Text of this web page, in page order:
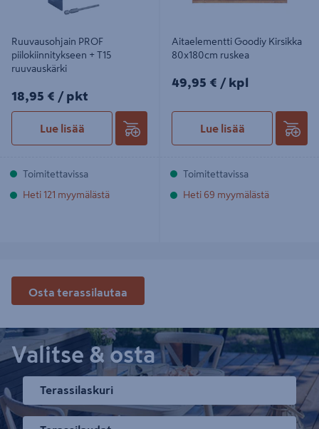
Ruuvausohjain PROF
piilokiinnitykseen + T15
ruuvauskärki
18,95€/pkt
18,95 € / pkt
Lue lisää
Toimitettavissa
Heti 121 myymälästä
Aitaelementti Goodiy Kirsikka
80x180cm ruskea
49,95€/kpl
49,95 € / kpl
Lue lisää
Toimitettavissa
Heti 69 myymälästä
Osta terassilautaa
Valitse & osta
Terassilaskuri